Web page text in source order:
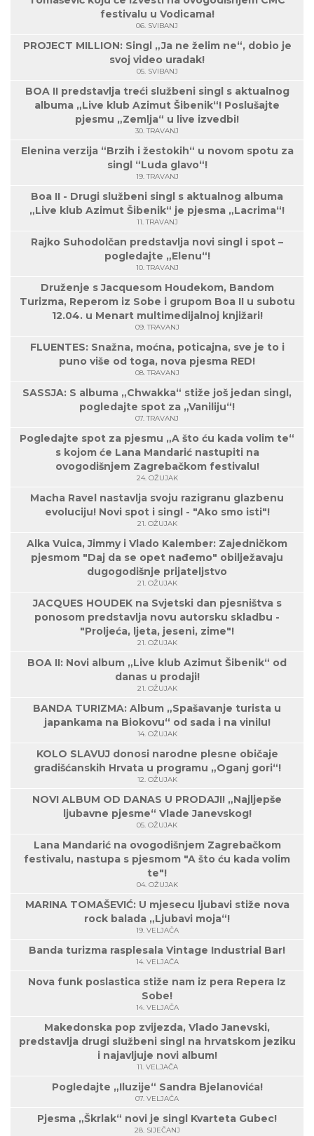
festivalu u Vodicama!
06. SVIBANJ
PROJECT MILLION: Singl „Ja ne želim ne“, dobio je
svoj video uradak!
05. SVIBANJ
BOA II predstavlja treći službeni singl s aktualnog
albuma „Live klub Azimut Šibenik“! Poslušajte
pjesmu „Zemlja“ u live izvedbi!
30. TRAVANJ
Elenina verzija “Brzih i žestokih“ u novom spotu za
singl “Luda glavo“!
19. TRAVANJ
Boa II - Drugi službeni singl s aktualnog albuma
„Live klub Azimut Šibenik“ je pjesma „Lacrima“!
11. TRAVANJ
Rajko Suhodolčan predstavlja novi singl i spot –
pogledajte „Elenu“!
10. TRAVANJ
Druženje s Jacquesom Houdekom, Bandom
Turizma, Reperom iz Sobe i grupom Boa II u subotu
12.04. u Menart multimedijalnoj knjižari!
09. TRAVANJ
FLUENTES: Snažna, moćna, poticajna, sve je to i
puno više od toga, nova pjesma RED!
08. TRAVANJ
SASSJA: S albuma „Chwakka“ stiže još jedan singl,
pogledajte spot za „Vaniliju“!
07. TRAVANJ
Pogledajte spot za pjesmu „A što ću kada volim te“
s kojom će Lana Mandarić nastupiti na
ovogodišnjem Zagrebačkom festivalu!
24. OŽUJAK
Macha Ravel nastavlja svoju razigranu glazbenu
evoluciju! Novi spot i singl - "Ako smo isti"!
21. OŽUJAK
Alka Vuica, Jimmy i Vlado Kalember: Zajedničkom
pjesmom "Daj da se opet nađemo" obilježavaju
dugogodišnje prijateljstvo
21. OŽUJAK
JACQUES HOUDEK na Svjetski dan pjesništva s
ponosom predstavlja novu autorsku skladbu -
"Proljeća, ljeta, jeseni, zime"!
21. OŽUJAK
BOA II: Novi album „Live klub Azimut Šibenik“ od
danas u prodaji!
21. OŽUJAK
BANDA TURIZMA: Album „Spašavanje turista u
japankama na Biokovu“ od sada i na vinilu!
14. OŽUJAK
KOLO SLAVUJ donosi narodne plesne običaje
gradišćanskih Hrvata u programu „Oganj gori“!
12. OŽUJAK
NOVI ALBUM OD DANAS U PRODAJI! „Najljepše
ljubavne pjesme“ Vlade Janevskog!
05. OŽUJAK
Lana Mandarić na ovogodišnjem Zagrebačkom
festivalu, nastupa s pjesmom "A što ću kada volim
te"!
04. OŽUJAK
MARINA TOMAŠEVIĆ: U mjesecu ljubavi stiže nova
rock balada „Ljubavi moja“!
19. VELJAČA
Banda turizma rasplesala Vintage Industrial Bar!
14. VELJAČA
Nova funk poslastica stiže nam iz pera Repera Iz
Sobe!
14. VELJAČA
Makedonska pop zvijezda, Vlado Janevski,
predstavlja drugi službeni singl na hrvatskom jeziku
i najavljuje novi album!
11. VELJAČA
Pogledajte „Iluzije“ Sandra Bjelanovića!
07. VELJAČA
Pjesma „Škrlak“ novi je singl Kvarteta Gubec!
28. SIJEČANJ